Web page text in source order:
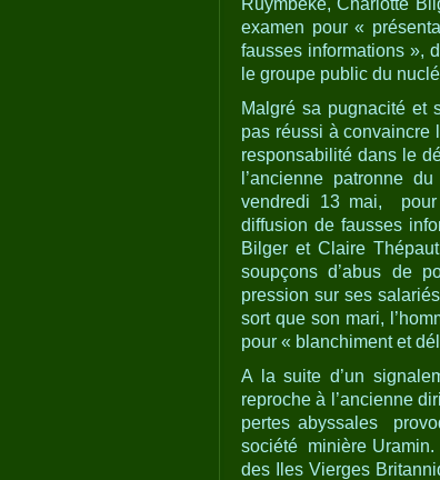
Ruymbeke, Charlotte
examen pour «
fausses informations »,
le groupe public du
Malgré sa pugnacité et
pas réussi à
responsabilité dans le
l’ancienne patronne
vendredi 13 mai, pour
diffusion de fausses
Bilger et Claire
soupçons d’abus de
pression sur ses
sort que son mari,
pour « blanchiment et
A la suite d’un
reproche à l’ancienne
pertes abyssales
société minière Uramin.
des Iles Vierges